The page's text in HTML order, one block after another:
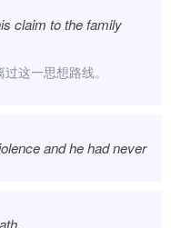
claim to the family
这一思想路线。
and he had never